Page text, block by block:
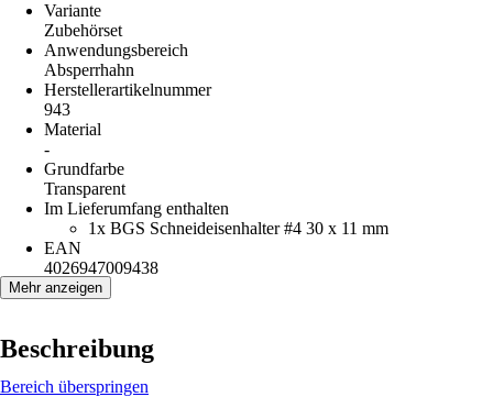
Variante
Zubehörset
Anwendungsbereich
Absperrhahn
Herstellerartikelnummer
943
Material
-
Grundfarbe
Transparent
Im Lieferumfang enthalten
1x BGS Schneideisenhalter #4 30 x 11 mm
EAN
4026947009438
Mehr anzeigen
Beschreibung
Bereich überspringen